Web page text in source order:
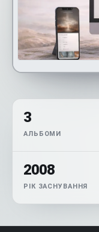
3
АЛЬБОМИ
2008
РІК ЗАСНУВАННЯ